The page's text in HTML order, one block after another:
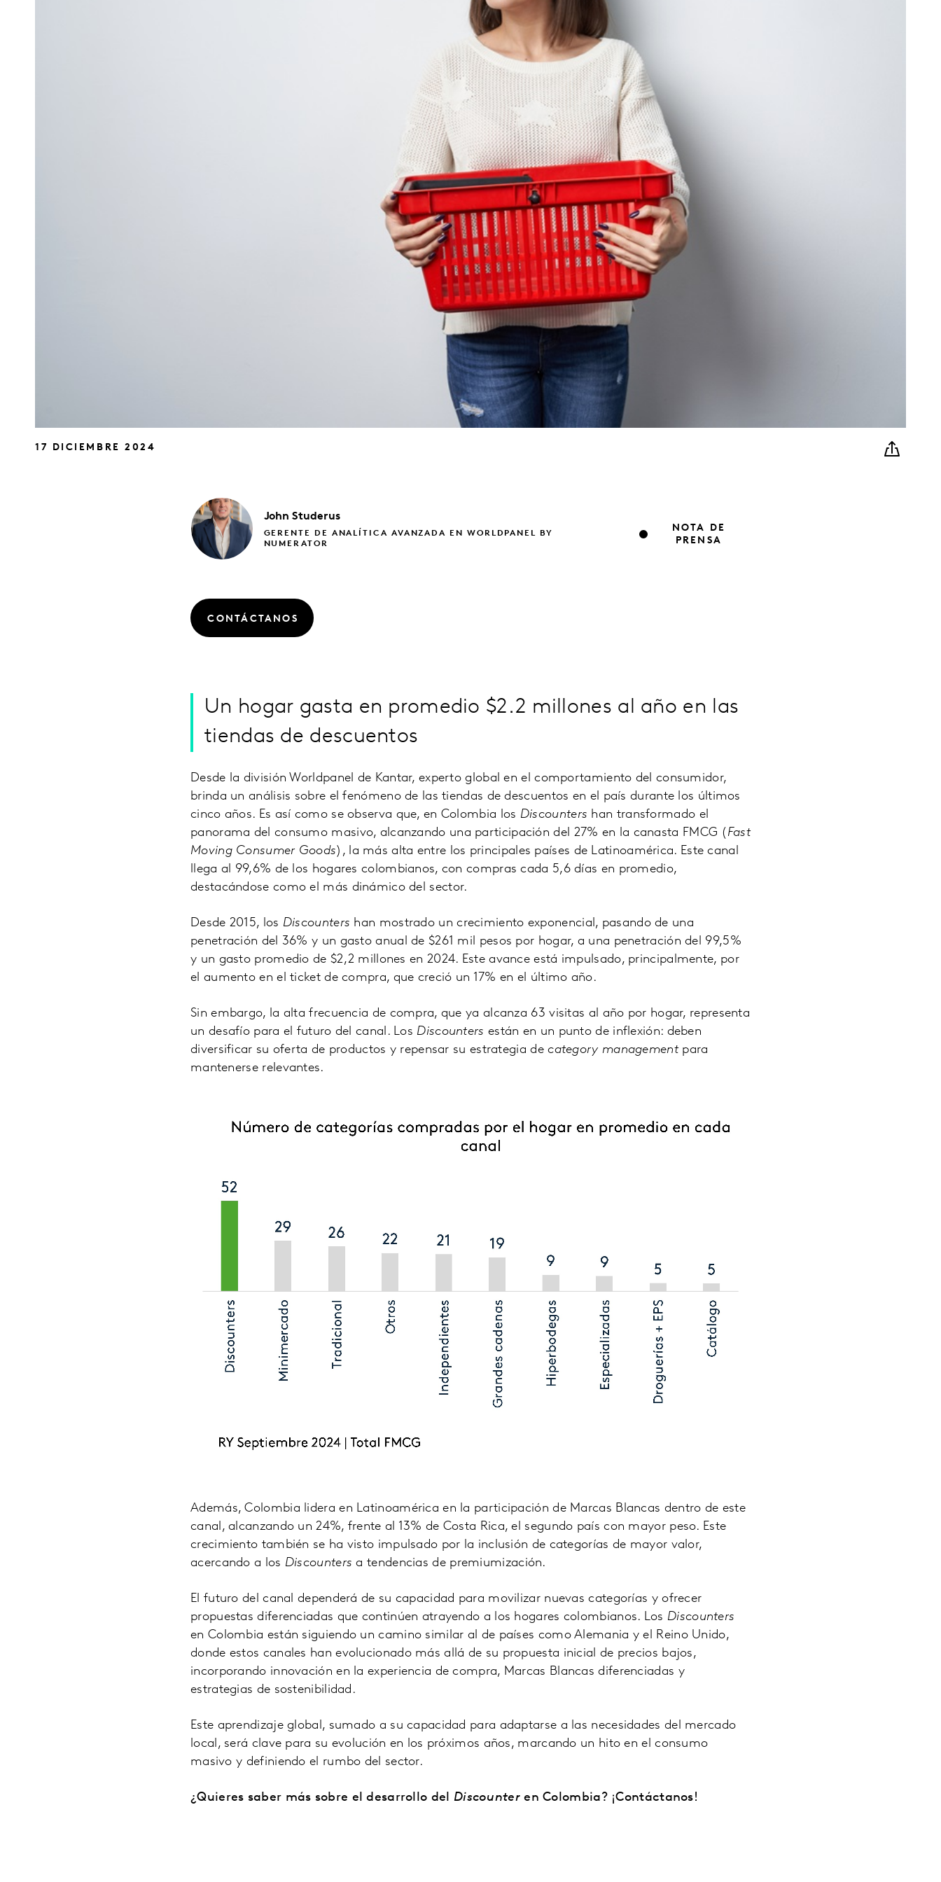
17 DICIEMBRE 2024
John Studerus
GERENTE DE ANALÍTICA AVANZADA EN WORLDPANEL BY
NUMERATOR
NOTA DE
PRENSA
CONTÁCTANOS
Un hogar gasta en promedio $2.2 millones al año en las
tiendas de descuentos
Desde la división Worldpanel de Kantar, experto global en el comportamiento del consumidor,
brinda un análisis sobre el fenómeno de las tiendas de descuentos en el país durante los últimos
cinco años. Es así como se observa que, en Colombia los Discounters han transformado el
panorama del consumo masivo, alcanzando una participación del 27% en la canasta FMCG ( Fast
Moving Consumer Goods), la más alta entre los principales países de Latinoamérica. Este canal
llega al 99,6% de los hogares colombianos, con compras cada 5,6 días en promedio,
destacándose como el más dinámico del sector.
Desde 2015, los Discounters han mostrado un crecimiento exponencial, pasando de una
penetración del 36% y un gasto anual de $261 mil pesos por hogar, a una penetración del 99,5%
y un gasto promedio de $2,2 millones en 2024. Este avance está impulsado, principalmente, por
el aumento en el ticket de compra, que creció un 17% en el último año.
Sin embargo, la alta frecuencia de compra, que ya alcanza 63 visitas al año por hogar, representa
un desafío para el futuro del canal. Los Discounters están en un punto de inflexión: deben
diversificar su oferta de productos y repensar su estrategia decategory managementpara
mantenerse relevantes.
Además, Colombia lidera en Latinoamérica en la participación de Marcas Blancas dentro de este
canal, alcanzando un 24%, frente al 13% de Costa Rica, el segundo país con mayor peso. Este
crecimiento también se ha visto impulsado por la inclusión de categorías de mayor valor,
acercando a los Discountersa tendencias de premiumización.
El futuro del canal dependerá de su capacidad para movilizar nuevas categorías y ofrecer
propuestas diferenciadas que continúen atrayendo a los hogares colombianos. Los Discounters
en Colombia están siguiendo un camino similar al de países como Alemania y el Reino Unido,
donde estos canales han evolucionado más allá de su propuesta inicial de precios bajos,
incorporando innovación en la experiencia de compra, Marcas Blancas diferenciadas y
estrategias de sostenibilidad.
Este aprendizaje global, sumado a su capacidad para adaptarse a las necesidades del mercado
local, será clave para su evolución en los próximos años, marcando un hito en el consumo
masivo y definiendo el rumbo del sector.
¿Quieres saber más sobre el desarrollo del Discounteren Colombia? ¡Contáctanos!